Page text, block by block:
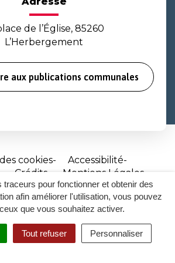
traceurs pour fonctionner et obtenir des
afin améliorer l'utilisation, vous pouvez
que vous souhaitez activer.
Tout refuser Personnaliser
RECHERCHER
ACCESSIBILITÉ
de l’Église, 85260
L’Herbergement
aux publications communales
cookies
Accessibilité
Crédits
Mentions Légales
Site
réalisé
par
Inovagora